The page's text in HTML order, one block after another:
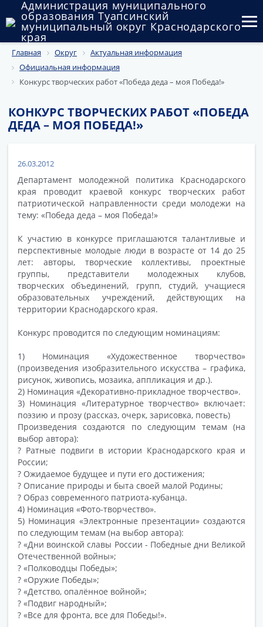
Администрация муниципального
образования Туапсинский
муниципальный округ Краснодарского
края
Округ
Администрация
Муниципальные закупки
Государственный и муниципальный контроль
Муниципальное имущество
Публичные слушания и общественные обсуждения
Документы
Главная Округ
Актуальная информация
Официальная информация
Конкурс творческих работ «Победа деда – моя Победа!»
КОНКУРС ТВОРЧЕСКИХ РАБОТ «ПОБЕДА
ДЕДА – МОЯ ПОБЕДА!»
26.03.2012
Департамент молодежной политика Краснодарского
края проводит краевой конкурс творческих работ
патриотической направленности среди молодежи на
тему: «Победа деда – моя Победа!»
К участию в конкурсе приглашаются талантливые и
перспективные молодые люди в возрасте от 14 до 25
лет: авторы, творческие коллективы, проектные
группы, представители молодежных клубов,
творческих объединений, групп, студий, учащиеся
образовательных учреждений, действующих на
территории Краснодарского края.
Конкурс проводится по следующим номинациям:
1) Номинация «Художественное творчество»
(произведения изобразительного искусства – графика,
рисунок, живопись, мозаика, аппликация и др.).
2) Номинация «Декоративно-прикладное творчество».
3) Номинация «Литературное творчество» включает:
поэзию и прозу (рассказ, очерк, зарисовка, повесть)
Произведения создаются по следующим темам (на
выбор автора):
? Ратные подвиги в истории Краснодарского края и
России;
? Ожидаемое будущее и пути его достижения;
? Описание природы и быта своей малой Родины;
? Образ современного патриота-кубанца.
4) Номинация «Фото-творчество».
5) Номинация «Электронные презентации» создаются
по следующим темам (на выбор автора):
? «Дни воинской славы России - Победные дни Великой
Отечественной войны»;
? «Полководцы Победы»;
? «Оружие Победы»;
? «Детство, опалённое войной»;
? «Подвиг народный»;
? «Все для фронта, все для Победы!».